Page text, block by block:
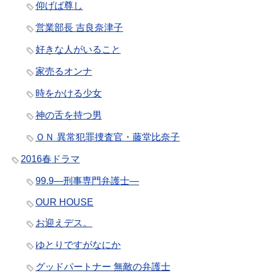
仰げば尊し
営業部長 吉良奈津子
好きな人がいること
家売るオンナ
時をかける少女
神の舌を持つ男
ＯＮ 異常犯罪捜査官・藤堂比奈子
2016春ドラマ
99.9―刑事専門弁護士―
OUR HOUSE
お迎えデス。
ゆとりですがなにか
グッドパートナー 無敵の弁護士